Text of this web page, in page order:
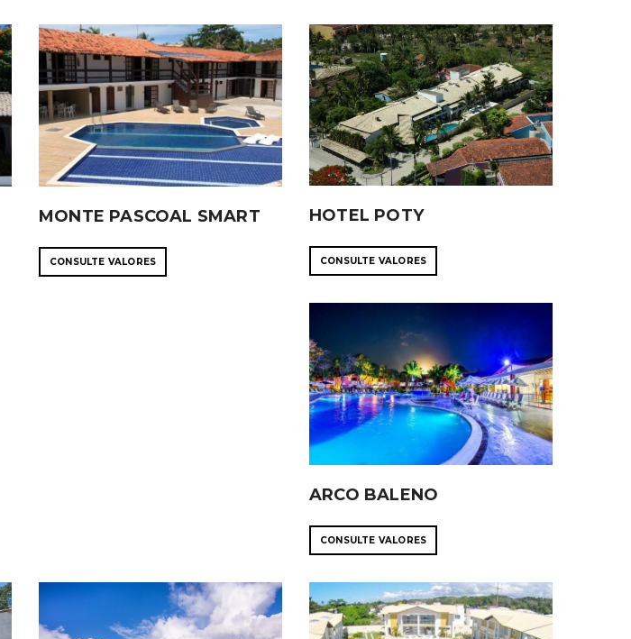
MONTE PASCOAL SMART
CONSULTE VALORES
HOTEL POTY
CONSULTE VALORES
ARCO BALENO
CONSULTE VALORES